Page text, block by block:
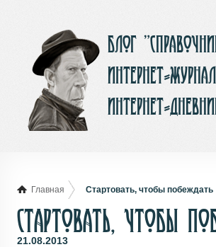
Блог
интернет-
интернет-
Главная Стартовать, чтобы побеждать
Стартовать, чтобы
21.08.2013